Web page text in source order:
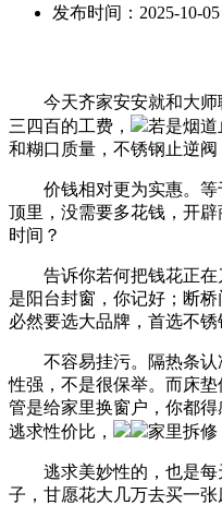
发布时间： 2025-10-
今天齐家安安就和大师
三四百的工费，
若是烟道
和糊口质量，不锈钢止逆阀
价钱相对更为实惠。等
顶里，没需要多花钱，开
时间？
告诉你若何把钱花正在
是阳台封窗，你记好；断
必然要选大品牌，首选不锈
不容易挂污。隔热条认
性强，不是很保举。而床
管是给家里换窗户，你都
逃求性价比，
家里拆修
逃求美妙性的，也是每
子，甘愿花大几万去买一